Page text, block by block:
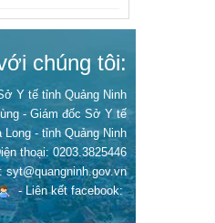
chúng tôi:
Y tế tỉnh Quảng Ninh
- Giám đốc Sở Y tế
- tỉnh Quảng Ninh
thoại: 0203.3825446
syt@quangninh.gov.vn
- Liên kết facebook: